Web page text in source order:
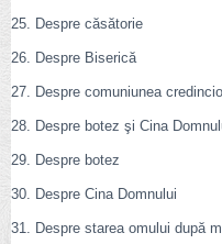
25. Despre căsătorie
26. Despre Biserică
27. Despre comuniunea
28. Despre botez şi Cina
29. Despre botez
30. Despre Cina Domnului
31. Despre starea omului după